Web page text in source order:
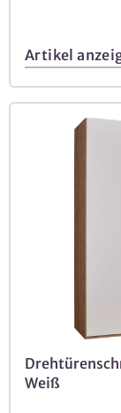
Artikel
Weiß